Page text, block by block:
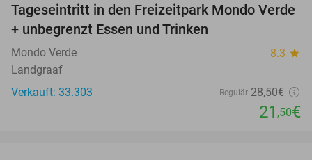
25%
Tageseintritt in den Freizeitpark Mondo Verde
+ unbegrenzt Essen und Trinken
Mondo Verde 8.3 star
Landgraaf
Verkauft: 33.303
Regulär 28,50€
21 ,50€